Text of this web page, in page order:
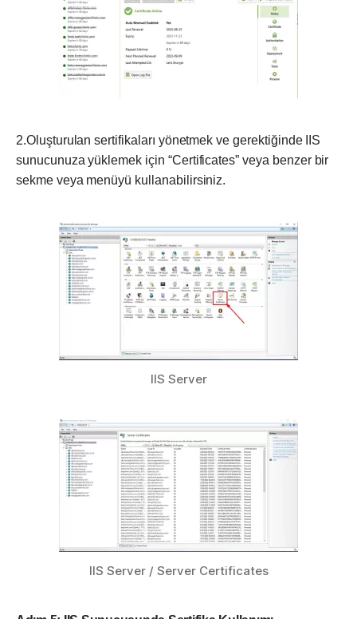
2.Oluşturulan sertifikaları yönetmek ve gerektiğinde IIS
sunucunuza yüklemek için “Certificates” veya benzer bir
sekme veya menüyü kullanabilirsiniz.
IIS Server
IIS Server / Server Certificates